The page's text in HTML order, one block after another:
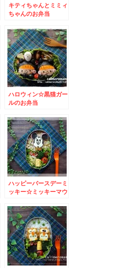
キティちゃんとミミィ
ちゃんのお弁当
ハロウィン☆黒猫ガー
ルのお弁当
ハッピーバースデーミ
ッキー☆ミッキーマウ